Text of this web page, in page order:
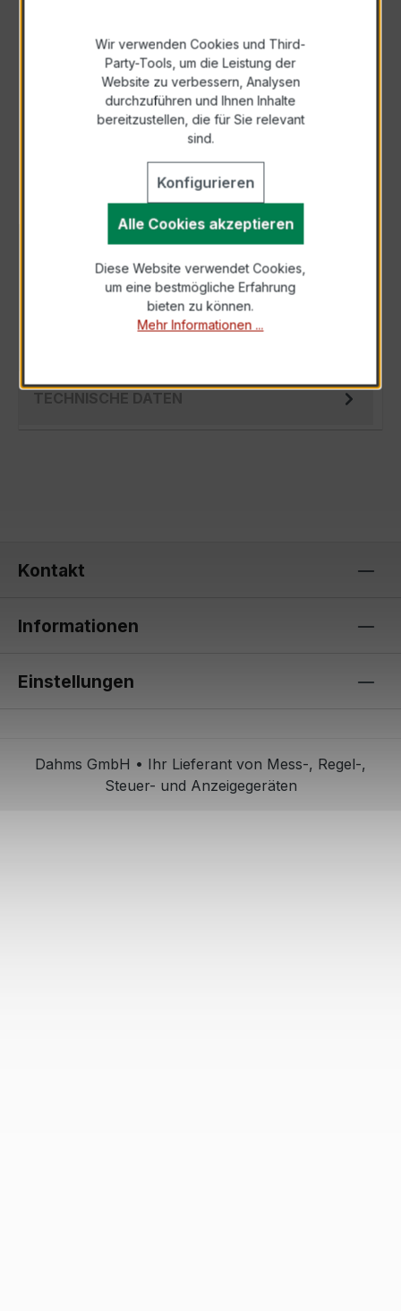
Anfrage schriftlich
Als PDF exportieren
Der EASKD 31.5 3x500/1A 5VA Kl.0,5 ist ein
hochpräziser Verrechnungsstromwandler der
bewährten EASKD-Serie, speziell für den…
TECHNISCHE DATEN
Kontakt
Informationen
Einstellungen
Dahms GmbH • Ihr Lieferant von Mess-, Regel-,
Steuer- und Anzeigegeräten
Wir verwenden Cookies und Third-
Party-Tools, um die Leistung der
Website zu verbessern, Analysen
durchzuführen und Ihnen Inhalte
bereitzustellen, die für Sie relevant
sind.
Konfigurieren
Alle Cookies akzeptieren
Diese Website verwendet Cookies,
um eine bestmögliche Erfahrung
bieten zu können.
Mehr Informationen ...